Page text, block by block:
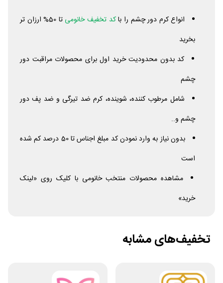
انواع کرم دور چشم را باکد تخفیف خانومی
تا 50% ارزان تر
بخرید
کد بدون محدودیت خرید اول برای محصولات مراقبت دور
چشم
شامل مرطوب کننده، شوینده، کرم ضد تیرگی و ضد پف دور
چشم و..
بدون نیاز به وارد نمودن کد مبلغ اجناس تا 50 درصد کم شده
است
مشاهده محصولات منتخب خانومی با کلیک روی «لینک
خرید»
تخفیف‌های مشابه